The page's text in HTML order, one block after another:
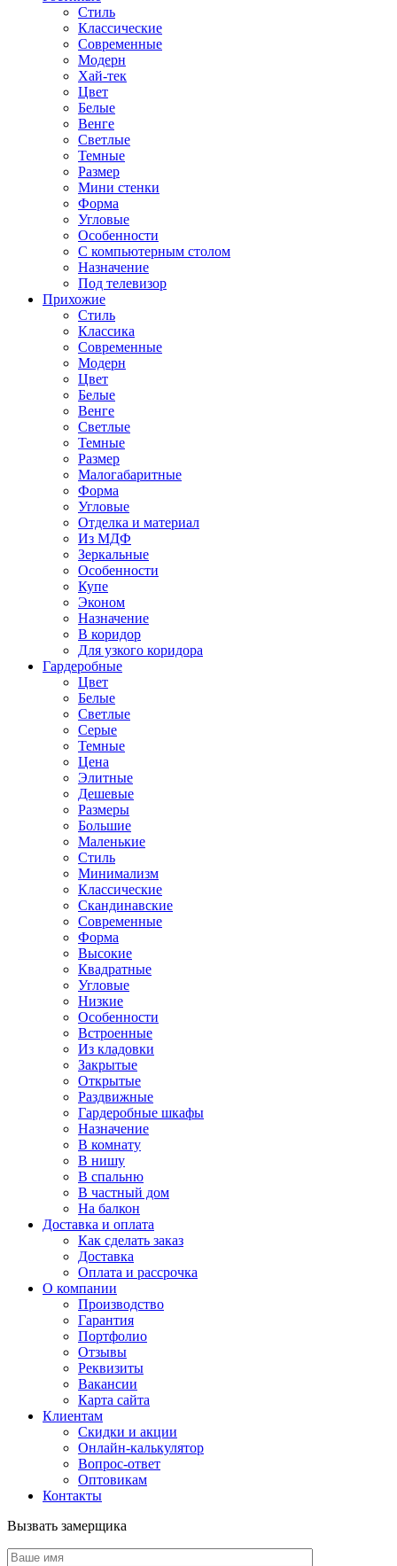
Стиль
Классические
Современные
Модерн
Хай-тек
Цвет
Белые
Венге
Светлые
Темные
Размер
Мини стенки
Форма
Угловые
Особенности
С компьютерным столом
Назначение
Под телевизор
Прихожие
Стиль
Классика
Современные
Модерн
Цвет
Белые
Венге
Светлые
Темные
Размер
Малогабаритные
Форма
Угловые
Отделка и материал
Из МДФ
Зеркальные
Особенности
Купе
Эконом
Назначение
В коридор
Для узкого коридора
Гардеробные
Цвет
Белые
Светлые
Серые
Темные
Цена
Элитные
Дешевые
Размеры
Большие
Маленькие
Стиль
Минимализм
Классические
Скандинавские
Современные
Форма
Высокие
Квадратные
Угловые
Низкие
Особенности
Встроенные
Из кладовки
Закрытые
Открытые
Раздвижные
Гардеробные шкафы
Назначение
В комнату
В нишу
В спальню
В частный дом
На балкон
Доставка и оплата
Как сделать заказ
Доставка
Оплата и рассрочка
О компании
Производство
Гарантия
Портфолио
Отзывы
Реквизиты
Вакансии
Карта сайта
Клиентам
Скидки и акции
Онлайн-калькулятор
Вопрос-ответ
Оптовикам
Контакты
Вызвать замерщика